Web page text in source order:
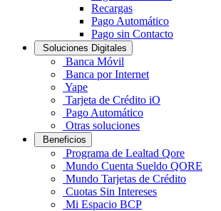
Recargas
Pago Automático
Pago sin Contacto
Soluciones Digitales
Banca Móvil
Banca por Internet
Yape
Tarjeta de Crédito iO
Pago Automático
Otras soluciones
Beneficios
Programa de Lealtad Qore
Mundo Cuenta Sueldo QORE
Mundo Tarjetas de Crédito
Cuotas Sin Intereses
Mi Espacio BCP